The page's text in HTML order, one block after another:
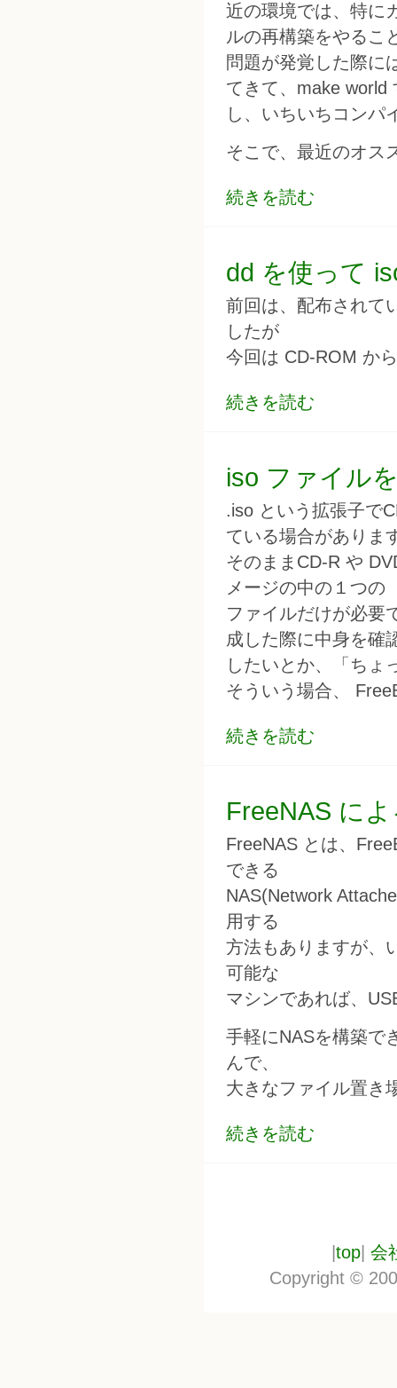
近の環境では、特に
ルの再構築をやるこ
問題が発覚した際に
てきて、make world
し、いちいちコンパ
そこで、最近のオス
続きを読む
dd を使って
前回は、配布されて
したが
今回は CD-ROM か
続きを読む
iso ファイル
.iso という拡張子で
ている場合がありま
そのままCD-R や
メージの中の１つの
ファイルだけが必要
成した際に中身を確
したいとか、「ちょ
そういう場合、
続きを読む
FreeNAS に
FreeNAS とは、
できる
NAS(Network
用する
方法もありますが、
可能な
マシンであれば、
手軽にNASを構築で
んで、
大きなファイル置き
続きを読む
|top| 会
Copyright ©